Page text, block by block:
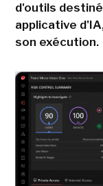
d'outils
applicative
son exécution.